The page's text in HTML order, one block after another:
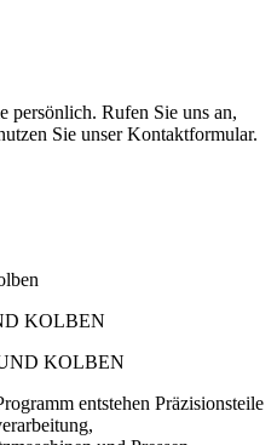
persönlich. Rufen Sie uns an,
Sie unser Kontaktformular.
KOLBEN
entstehen Präzisionsteile